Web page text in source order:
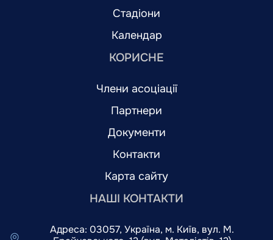
Стадіони
Календар
КОРИСНЕ
Члени асоціації
Партнери
Документи
Контакти
Карта сайту
НАШІ КОНТАКТИ
Адреса: 03057, Україна, м. Київ, вул. М.